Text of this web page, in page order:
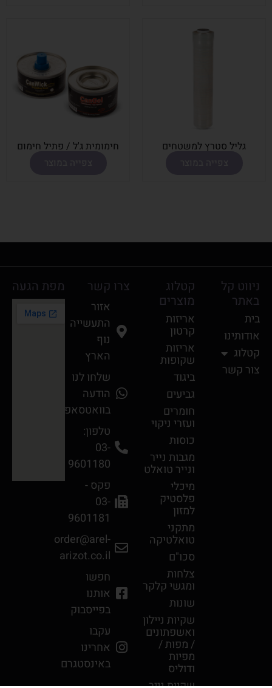
גליל סטרץ למשטחים חימומית ג'ל / פתיל חימום
ניווט קל
באתר
בית
אודותינו
קטלוג
צור קשר
קטלוג
מוצרים
אריזות
קרטון
אריזות
שקופות
ביגוד
גביעים
חומרים
ועזרי ניקוי
כוסות
מגבות נײר
ונײר טואלט
מיכלי
פלסטיק
למזון
מתקני
טואלטיקה
סכו"ם
צלחות
ומגשי קלקר
שונות
שקיות ניילון
ואשפתונים
/ מפות /
מפיות
ודוליס
צרו קשר
אזור
התעשייה
נוף
הארץ
שלחו לנו
הודעה
בוואטסאפ
טלפון:
03-
9601180
פקס -
03-
9601181
order@arel-
arizot.co.il
חפשו
אותנו
בפייסבוק
עקבו
אחרינו
באינסטגרם
מפת הגעה